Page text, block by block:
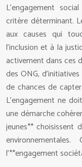
L’engagement
critère déterminant.
aux causes qui
l’inclusion et à la
activement dans ces
des ONG,
de chances de
L’engagement ne
une démarche
jeunes** choisissent
l’**engagement